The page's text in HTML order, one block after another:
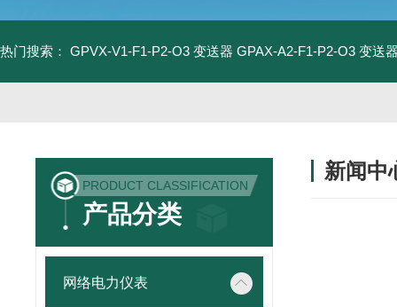
热门搜索： GPVX-V1-F1-P2-O3 变送器 GPAX-A2-F1-P2-O3 变送
PRODUCT CLASSIFICATION
产品分类
网络电力仪表
新闻中